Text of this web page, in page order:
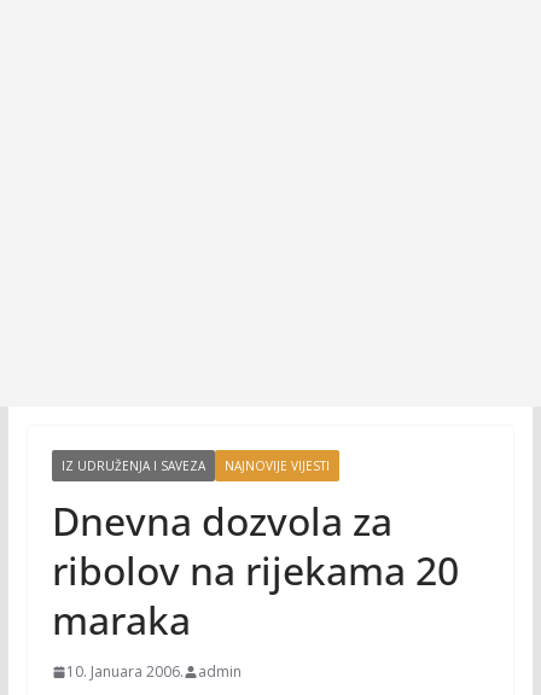
IZ UDRUŽENJA I SAVEZA NAJNOVIJE VIJESTI
Dnevna dozvola za
ribolov na rijekama 20
maraka
10. Januara 2006. admin